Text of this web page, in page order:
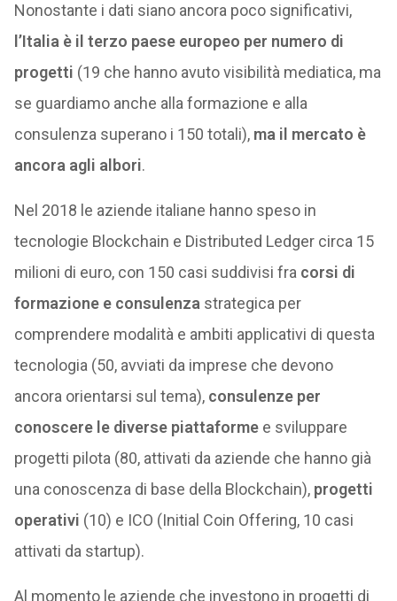
Nonostante i dati siano ancora poco significativi,
l’Italia è il terzo paese europeo per numero di
progetti (19 che hanno avuto visibilità mediatica, ma
se guardiamo anche alla formazione e alla
consulenza superano i 150 totali), ma il mercato è
ancora agli albori.
Nel 2018 le aziende italiane hanno speso in
tecnologie Blockchain e Distributed Ledger circa 15
milioni di euro, con 150 casi suddivisi fra corsi di
formazione e consulenza strategica per
comprendere modalità e ambiti applicativi di questa
tecnologia (50, avviati da imprese che devono
ancora orientarsi sul tema), consulenze per
conoscere le diverse piattaformee sviluppare
progetti pilota (80, attivati da aziende che hanno già
una conoscenza di base della Blockchain), progetti
operativi (10) e ICO (Initial Coin Offering, 10 casi
attivati da startup).
Al momento le aziende che investono in progetti di